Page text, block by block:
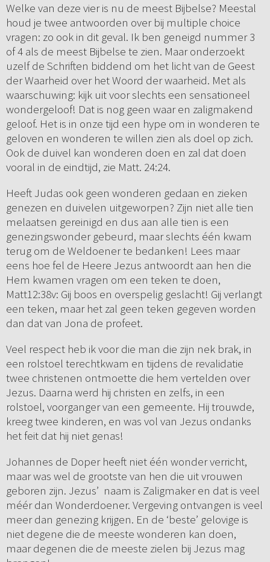
Welke van deze vier is nu de meest Bijbelse? Meestal
houd je twee antwoorden over bij multiple choice
vragen: zo ook in dit geval. Ik ben geneigd nummer 3
of 4 als de meest Bijbelse te zien. Maar onderzoekt
uzelf de Schriften biddend om het licht van de Geest
der Waarheid over het Woord der waarheid. Met als
waarschuwing: kijk uit voor slechts een sensationeel
wondergeloof! Dat is nog geen waar en zaligmakend
geloof. Het is in onze tijd een hype om in wonderen te
geloven en wonderen te willen zien als doel op zich.
Ook de duivel kan wonderen doen en zal dat doen
vooral in de eindtijd, zie Matt. 24:24.
Heeft Judas ook geen wonderen gedaan en zieken
genezen en duivelen uitgeworpen? Zijn niet alle tien
melaatsen gereinigd en dus aan alle tien is een
genezingswonder gebeurd, maar slechts één kwam
terug om de Weldoener te bedanken! Lees maar
eens hoe fel de Heere Jezus antwoordt aan hen die
Hem kwamen vragen om een teken te doen,
Matt12:38v: Gij boos en overspelig geslacht! Gij verlangt
een teken, maar het zal geen teken gegeven worden
dan dat van Jona de profeet.
Veel respect heb ik voor die man die zijn nek brak, in
een rolstoel terechtkwam en tijdens de revalidatie
twee christenen ontmoette die hem vertelden over
Jezus. Daarna werd hij christen en zelfs, in een
rolstoel, voorganger van een gemeente. Hij trouwde,
kreeg twee kinderen, en was vol van Jezus ondanks
het feit dat hij niet genas!
Johannes de Doper heeft niet één wonder verricht,
maar was wel de grootste van hen die uit vrouwen
geboren zijn. Jezus’ naam is Zaligmaker en dat is veel
méér dan Wonderdoener. Vergeving ontvangen is veel
meer dan genezing krijgen. En de ‘beste’ gelovige is
niet degene die de meeste wonderen kan doen,
maar degenen die de meeste zielen bij Jezus mag